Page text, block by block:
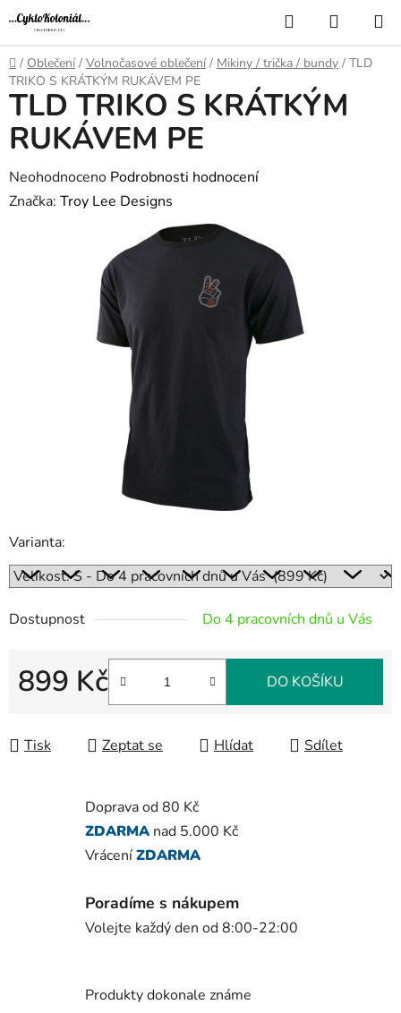
Přejít
na
obsah
Hledat
KOŠÍK
Domů
/ Oblečení / Volnočasové oblečení / Mikiny / trička / bundy / TLD
TRIKO S KRÁTKÝM RUKÁVEM PE
Varianta:
Dostupnost Do 4 pracovních dnů u Vás
899 Kč DO KOŠÍKU
Tisk Zeptat se Hlídat Sdílet
TLD TRIKO S KRÁTKÝM
RUKÁVEM PE
Průměrné
hodnocení
Neohodnoceno Podrobnosti hodnocení
Značka: Troy Lee Designs
Doprava od 80 Kč
ZDARMA nad 5.000 Kč
VráceníZDARMA
Poradíme s nákupem
Volejte každý den od 8:00-22:00
Produkty dokonale známe